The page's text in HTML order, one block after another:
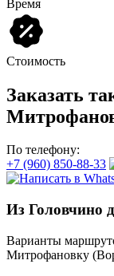
Время
Стоимость
Заказать
По телефону:
+7 (960) 850-88-33
Из Головчино
Варианты
Митрофановку